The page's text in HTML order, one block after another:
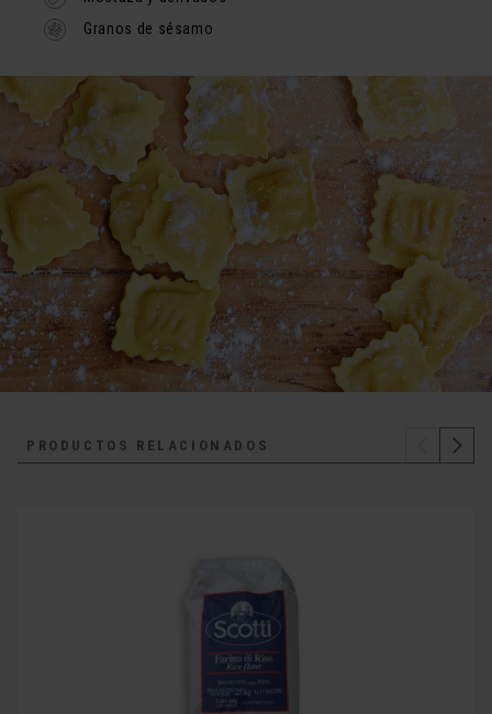
Granos de sésamo
PRODUCTOS RELACIONADOS